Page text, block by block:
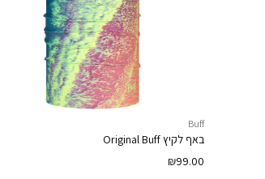
Buff
באף לקיץOriginal Buff
₪99.00